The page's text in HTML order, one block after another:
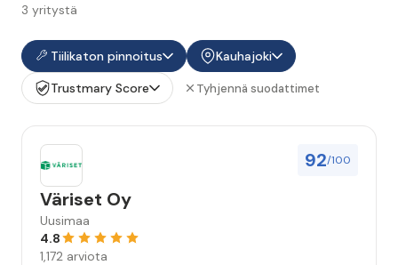
3 yritystä
Tiilikaton pinnoitus
Kauhajoki
Trustmary Score
Tyhjennä suodattimet
92/100
Väriset Oy
Uusimaa
4.8
1,172 arviota